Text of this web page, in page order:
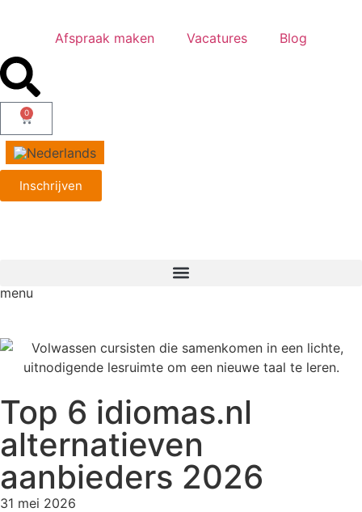
Afspraak maken Vacatures Blog
0
Inschrijven
menu
Top 6 idiomas.nl
alternatieven
aanbieders 2026
31 mei 2026